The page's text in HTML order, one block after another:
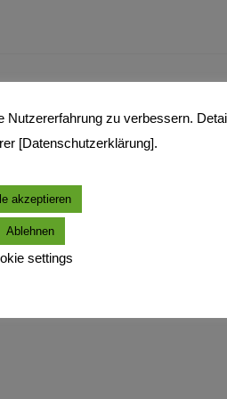
Nutzererfahrung zu verbessern.
[Datenschutzerklärung].
akzeptieren
Ablehnen
settings